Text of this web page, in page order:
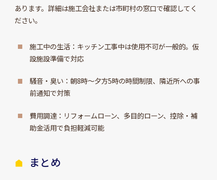
あります。詳細は施工会社または市町村の窓口で確認してく
ださい。
施工中の生活：キッチン工事中は使用不可が一般的。仮
設施設準備で対応
騒音・臭い：朝8時～夕方5時の時間制限、隣近所への事
前通知で対策
費用調達：リフォームローン、多目的ローン、控除・補
助金活用で負担軽減可能
まとめ